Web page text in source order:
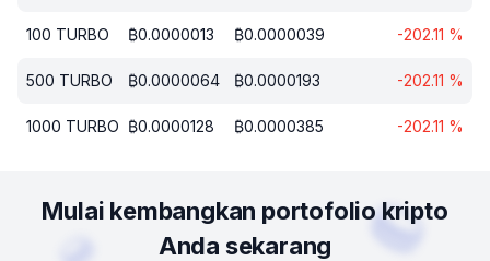
100 TURBO ₿0.0000013 ₿0.0000039 -202.11 %
500 TURBO ₿0.0000064 ₿0.0000193 -202.11 %
1000 TURBO ₿0.0000128 ₿0.0000385 -202.11 %
Mulai kembangkan portofolio kripto
Anda sekarang